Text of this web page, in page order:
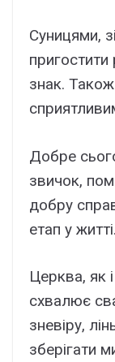
Суницями,
пригостити
знак.
Добре
звичок,
добру
етап у житті.
Церква, як
схвалює
зневіру,
зберігати